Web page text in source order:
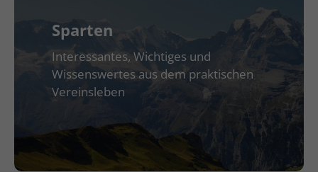
Sparten
Interessantes, Wichtiges und
Wissenswertes aus dem praktischen
Vereinsleben